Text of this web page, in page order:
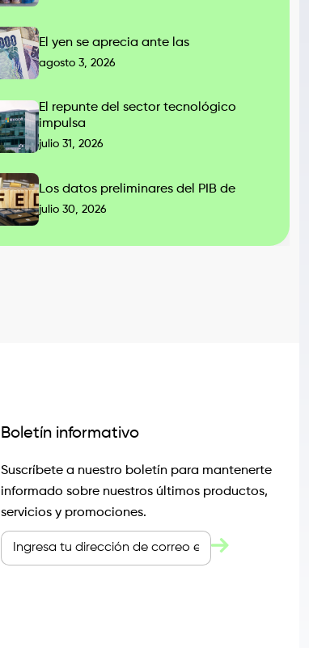
El yen se aprecia ante las
agosto 3, 2026
El repunte del sector tecnológico
impulsa
julio 31, 2026
Los datos preliminares del PIB de
julio 30, 2026
Boletín informativo
Suscríbete a nuestro boletín para mantenerte
informado sobre nuestros últimos productos,
servicios y promociones.